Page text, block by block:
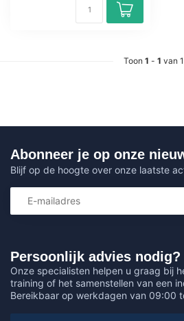
Toon 1 - 1 van 1
Persoonlijk advies nodig?
Onze specialisten helpen u graag bij
training of het samenstellen van een
Bereikbaar op werkdagen van 09:00
Abonneer je op onze
Blijf op de hoogte over onze laatste